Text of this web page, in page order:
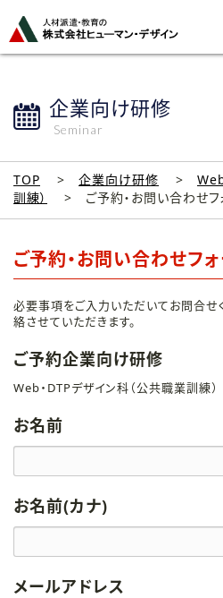
企業向け研修
Seminar
TOP 企業向け研修
訓練）
ご予約・お問い合わせフ
ご予約・お問い合わせフ
必要事項をご入力いただいてお問合せ
絡させていただきます。
ご予約企業向け研修
Web・DTPデザイン科（公共職業訓練）
お名前
お名前(カナ)
メールアドレス
ジ
ト